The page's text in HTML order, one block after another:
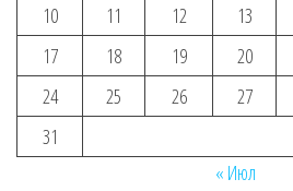
10
11 12 13
17
18 19 20
24
25 26 27
31
« Июл